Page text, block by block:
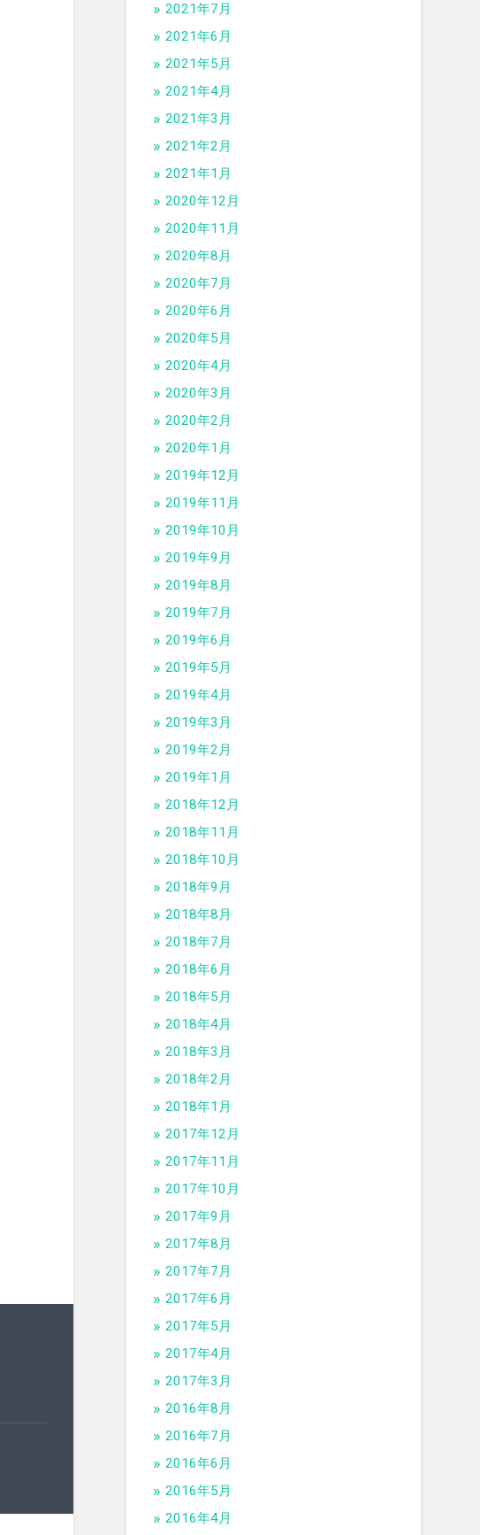
2021年7月
2021年6月
2021年5月
2021年4月
2021年3月
2021年2月
2021年1月
2020年12月
2020年11月
2020年8月
2020年7月
2020年6月
2020年5月
2020年4月
2020年3月
2020年2月
2020年1月
2019年12月
2019年11月
2019年10月
2019年9月
2019年8月
2019年7月
2019年6月
2019年5月
2019年4月
2019年3月
2019年2月
2019年1月
2018年12月
2018年11月
2018年10月
2018年9月
2018年8月
2018年7月
2018年6月
2018年5月
2018年4月
2018年3月
2018年2月
2018年1月
2017年12月
2017年11月
2017年10月
2017年9月
2017年8月
2017年7月
2017年6月
2017年5月
2017年4月
2017年3月
2016年8月
2016年7月
2016年6月
2016年5月
2016年4月